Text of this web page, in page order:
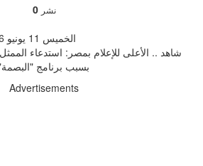
0 نشر
الخميس 11 يونيو 2026 06:53 مساءً
Advertisements